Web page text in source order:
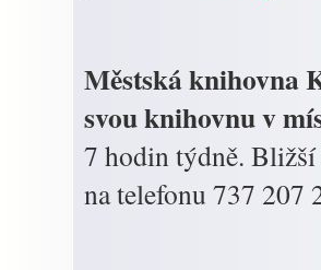
Městská knihovna
svou knihovnu v
7 hodin týdně.
na telefonu 737 207